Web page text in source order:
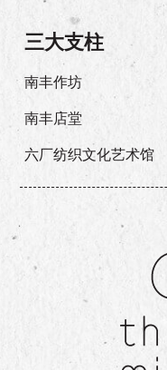
三大支柱
南丰作坊
南丰店堂
六厂纺织文化艺术馆